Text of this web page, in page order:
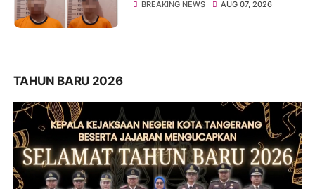
BREAKING NEWS AUG 07, 2026
TAHUN BARU 2026